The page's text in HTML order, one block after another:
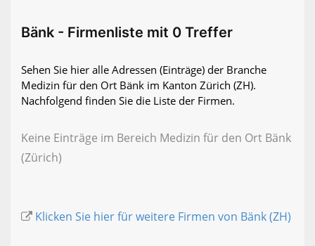
Bänk - Firmenliste mit 0 Treffer
Sehen Sie hier alle Adressen (Einträge) der Branche
Medizin für den Ort Bänk im Kanton Zürich (ZH).
Nachfolgend finden Sie die Liste der Firmen.
Keine Einträge im Bereich Medizin für den Ort Bänk
(Zürich)
Klicken Sie hier für weitere Firmen von Bänk (ZH)